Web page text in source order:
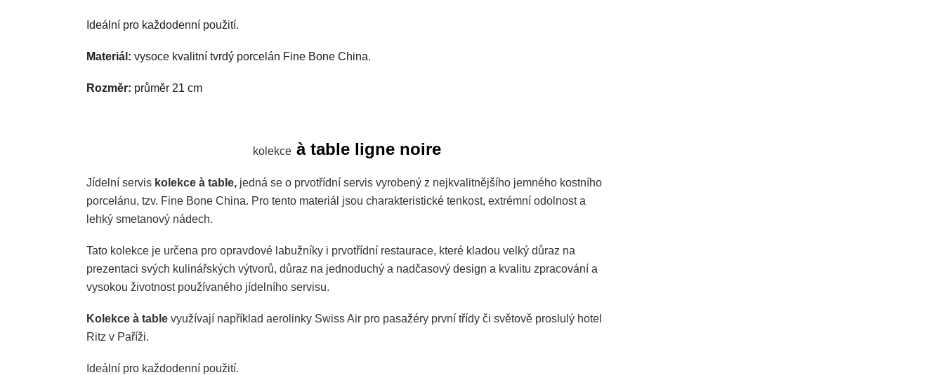
Ideální pro každodenní použití.
Materiál: vysoce kvalitní tvrdý porcelán Fine Bone China.
Rozměr: průměr 21 cm
kolekce à table ligne noire
Jídelní servis kolekce à table, jedná se o prvotřídní servis vyrobený z nejkvalitnějšího jemného kostního
porcelánu, tzv. Fine Bone China. Pro tento materiál jsou charakteristické tenkost, extrémní odolnost a
lehký smetanový nádech.
Tato kolekce je určena pro opravdové labužníky i prvotřídní restaurace, které kladou velký důraz na
prezentaci svých kulinářských výtvorů, důraz na jednoduchý a nadčasový design a kvalitu zpracování a
vysokou životnost používaného jídelního servisu.
Kolekce à table využívají například aerolinky Swiss Air pro pasažéry první třídy či světově proslulý hotel
Ritz v Paříži.
Ideální pro každodenní použití.